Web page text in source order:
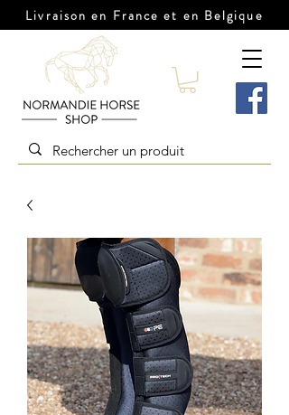
Livraison en France et en Belgique